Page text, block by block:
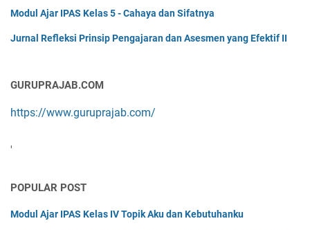
Modul Ajar IPAS Kelas 5 - Cahaya dan Sifatnya
Jurnal Refleksi Prinsip Pengajaran dan Asesmen yang Efektif II
GURUPRAJAB.COM
https://www.guruprajab.com/
'
POPULAR POST
Modul Ajar IPAS Kelas IV Topik Aku dan Kebutuhanku